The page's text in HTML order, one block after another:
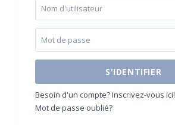
S'IDENTIFIER
Besoin d'un compte? Inscrivez-vous ici!
Mot de passe oublié?